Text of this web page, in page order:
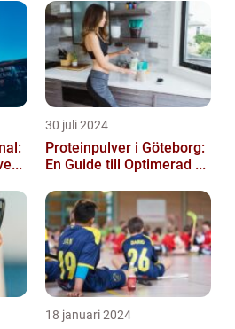
30 juli 2024
Proteinpulver i Göteborg:
En Guide till Optimerad ...
18 januari 2024